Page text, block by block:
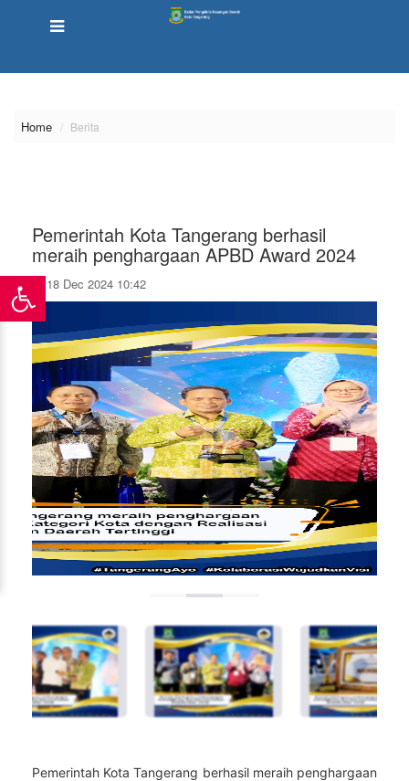
Home Berita
Pemerintah Kota Tangerang berhasil
meraih penghargaan APBD Award 2024
18 Dec 2024 10:42
Pemerintah Kota Tangerang berhasil meraih penghargaan